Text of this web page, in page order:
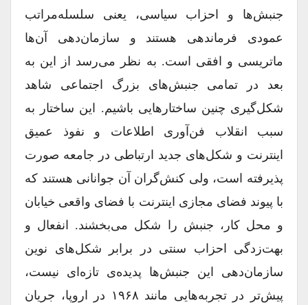
جنبش‌ها و احزاب سیاسی، یعنی سلسله‌مراتب
عمودی فرماندهی هستند و سازمان‌دهی آن‌ها
ماتریسی و افقی است. به نظر می‌رسد از این به
بعد در تمامی جنبش‌های بزرگ اجتماعی شاهد
شکل‌گیری چنین ساختارهایی باشیم. این ساختار به
سبب انقلاب فن‌آوری اطلاعات و نفوذ عمیق
اینترنت و شکل‌های جدید ارتباطی در جامعه صورت
پذیرفته است، ولی کنش‌گران آن جوانانی هستند که
با پیوند فضای مجازی اینترنت با فضای واقعی خیابان
و محل کار، جنبش را شکل می‌بخشند. انفعال و
بهت‌زدگی احزاب سنتی در برابر شکل‌های نوین
سازمان‌دهی این جنبش‌ها پدیده‌ی تازه‌ای نیست،
پیش‌تر در تجربه‌هایی مانند ۱۹۶۸ در اروپا، جریان